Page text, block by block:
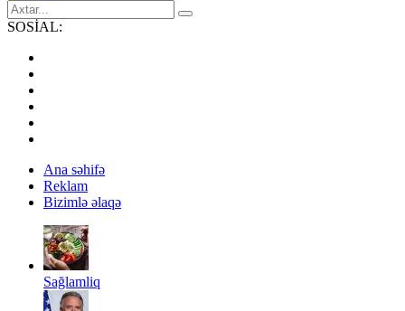
SOSİAL:
Ana səhifə
Reklam
Bizimlə əlaqə
Sağlamliq